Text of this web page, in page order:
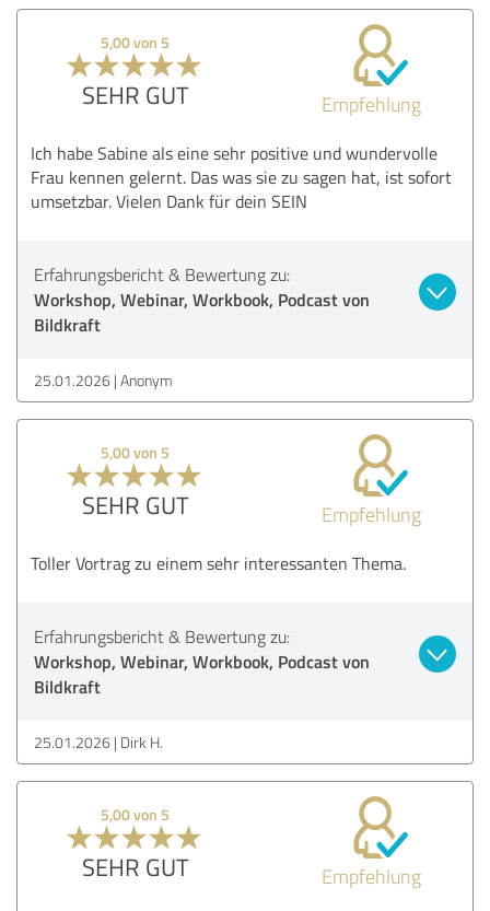
5,00 von 5
SEHR GUT Empfehlung
Ich habe Sabine als eine sehr positive und wundervolle
Frau kennen gelernt. Das was sie zu sagen hat, ist sofort
umsetzbar. Vielen Dank für dein SEIN
Erfahrungsbericht & Bewertung zu:
Workshop, Webinar, Workbook, Podcast von
Bildkraft
25.01.2026 Anonym
5,00 von 5
SEHR GUT Empfehlung
Toller Vortrag zu einem sehr interessanten Thema.
Erfahrungsbericht & Bewertung zu:
Workshop, Webinar, Workbook, Podcast von
Bildkraft
25.01.2026 Dirk H.
5,00 von 5
SEHR GUT Empfehlung